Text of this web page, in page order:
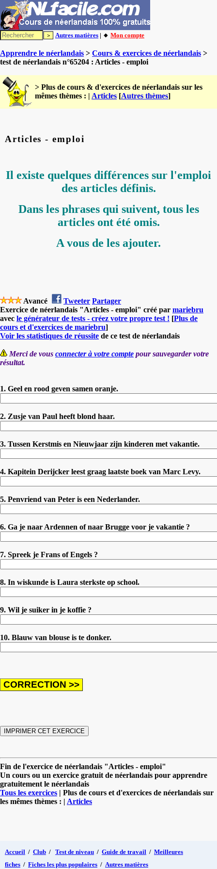
Autres matières | 🔸 Mon compte
Apprendre le néerlandais > Cours & exercices de néerlandais >
test de néerlandais n°65204 : Articles - emploi
> Plus de cours & d'exercices de néerlandais sur les
mêmes thèmes : | Articles [Autres thèmes]
Articles - emploi
Il existe quelques différences sur l'emploi
des articles définis.
Dans les phrases qui suivent, tous les
articles ont été omis.
A vous de les ajouter.
Avancé Tweeter Partager
Exercice de néerlandais "Articles - emploi" créé par mariebru
avec le générateur de tests - créez votre propre test ! [Plus de
cours et d'exercices de mariebru]
Voir les statistiques de réussite de ce test de néerlandais
Merci de vous connecter à votre compte pour sauvegarder votre
résultat.
1. Geel en rood geven samen oranje.
2. Zusje van Paul heeft blond haar.
3. Tussen Kerstmis en Nieuwjaar zijn kinderen met vakantie.
4. Kapitein Derijcker leest graag laatste boek van Marc Levy.
5. Penvriend van Peter is een Nederlander.
6. Ga je naar Ardennen of naar Brugge voor je vakantie ?
7. Spreek je Frans of Engels ?
8. In wiskunde is Laura sterkste op school.
9. Wil je suiker in je koffie ?
10. Blauw van blouse is te donker.
Fin de l'exercice de néerlandais "Articles - emploi"
Un cours ou un exercice gratuit de néerlandais pour apprendre
gratuitement le néerlandais
Tous les exercices | Plus de cours et d'exercices de néerlandais sur
les mêmes thèmes : | Articles
Accueil / Club / Test de niveau / Guide de travail / Meilleures
fiches / Fiches les plus populaires / Autres matières